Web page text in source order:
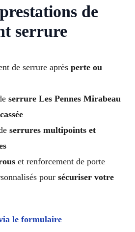
de
serrure
de serrure après perte ou
serrure Les Pennes Mirabeau
serrures multipoints et
et renforcement de porte
pour sécuriser votre
le formulaire